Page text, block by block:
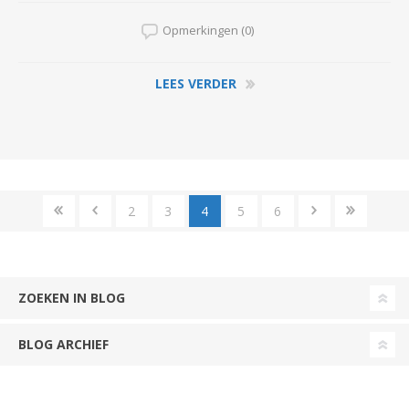
Opmerkingen (0)
LEES VERDER
2 3 4 5 6
ZOEKEN IN BLOG
BLOG ARCHIEF